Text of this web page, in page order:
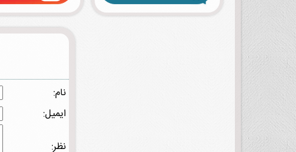
نام:
ایمیل:
نظر: